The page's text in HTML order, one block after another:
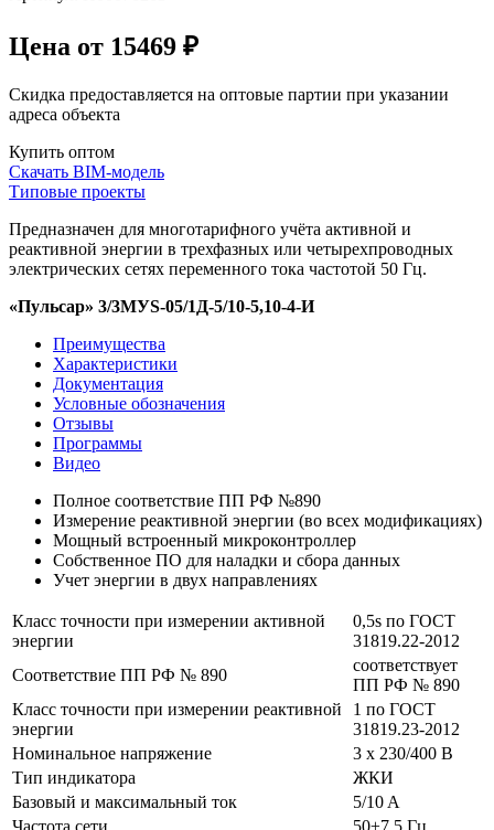
Цена от 15469 ₽
Скидка предоставляется на оптовые партии при указании
адреса объекта
Купить оптом
Скачать BIM-модель
Типовые проекты
Предназначен для многотарифного учёта активной и
реактивной энергии в трехфазных или четырехпроводных
электрических сетях переменного тока частотой 50 Гц.
«Пульсар» 3/3МУS-05/1Д-5/10-5,10-4-И
Преимущества
Характеристики
Документация
Условные обозначения
Отзывы
Программы
Видео
Полное соответствие ПП РФ №890
Измерение реактивной энергии (во всех модификациях)
Мощный встроенный микроконтроллер
Собственное ПО для наладки и сбора данных
Учет энергии в двух направлениях
Класс точности при измерении активной
энергии
0,5s по ГОСТ
31819.22-2012
Соответствие ПП РФ № 890
соответствует
ПП РФ № 890
Класс точности при измерении реактивной
энергии
1 по ГОСТ
31819.23-2012
Номинальное напряжение
3 x 230/400 В
Тип индикатора
ЖКИ
Базовый и максимальный ток
5/10 A
Частота сети
50±7,5 Гц